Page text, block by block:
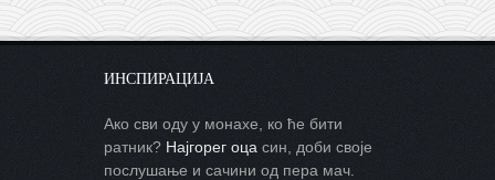
ИНСПИРАЦИЈА
Ако сви оду у монахе, ко ће бити
ратник? Најгорег оца син, доби своје
послушање и сачини од пера мач.